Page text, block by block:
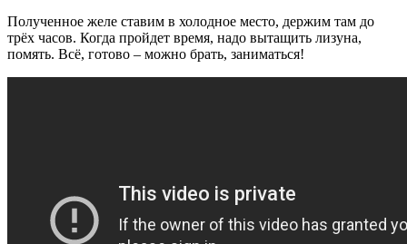
Полученное желе ставим в холодное место, держим там до
трёх часов. Когда пройдет время, надо вытащить лизуна,
помять. Всё, готово – можно брать, заниматься!